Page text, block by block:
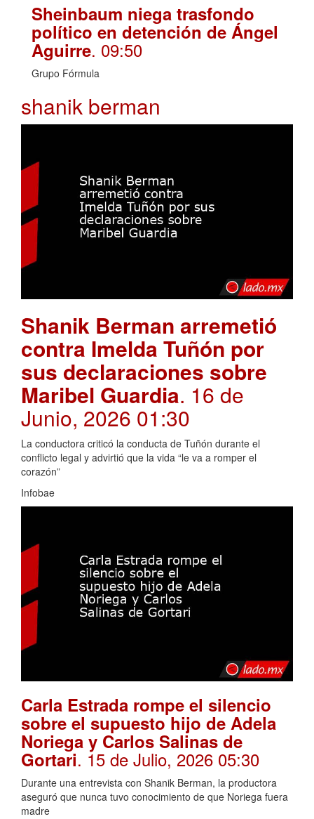
Sheinbaum niega trasfondo
político en detención de Ángel
Aguirre. 09:50
Grupo Fórmula
shanik berman
Shanik Berman arremetió
contra Imelda Tuñón por
sus declaraciones sobre
Maribel Guardia. 16 de
Junio, 2026 01:30
La conductora criticó la conducta de Tuñón durante el
conflicto legal y advirtió que la vida “le va a romper el
corazón”
Infobae
Carla Estrada rompe el silencio
sobre el supuesto hijo de Adela
Noriega y Carlos Salinas de
Gortari. 15 de Julio, 2026 05:30
Durante una entrevista con Shanik Berman, la productora
aseguró que nunca tuvo conocimiento de que Noriega fuera
madre